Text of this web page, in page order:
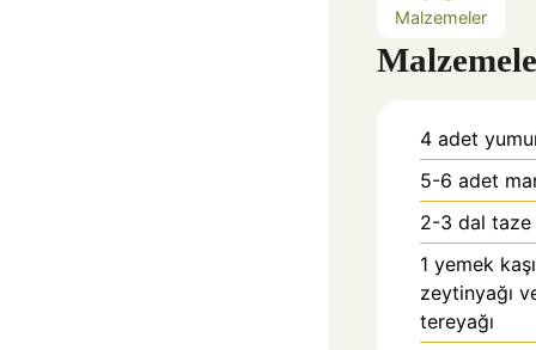
Malzemeler
4 adet
5-6 adet
2-3 dal taze
1 yemek
zeytinyağı
tereyağı